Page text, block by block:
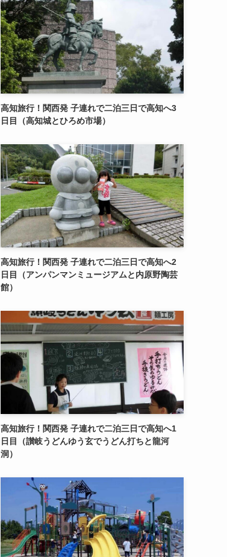
高知旅行！関西発 子連れで二泊三日で高知へ3
日目（高知城とひろめ市場）
高知旅行！関西発 子連れで二泊三日で高知へ2
日目（アンパンマンミュージアムと内原野陶芸
館）
高知旅行！関西発 子連れで二泊三日で高知へ1
日目（讃岐うどんゆう玄でうどん打ちと龍河
洞）